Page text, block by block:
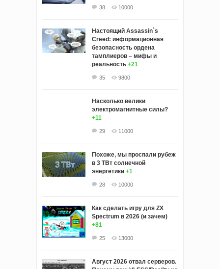
38 10000
Настоящий Assassin`s
Creed: информационная
безопасность ордена
тамплиеров – мифы и
реальность +21
35 9800
Насколько велики
электромагнитные силы?
+11
29 11000
Похоже, мы проспали рубеж
в 3 ТВт солнечной
энергетики +1
28 10000
Как сделать игру для ZX
Spectrum в 2026 (и зачем)
+81
25 13000
Август 2026 отвал серверов.